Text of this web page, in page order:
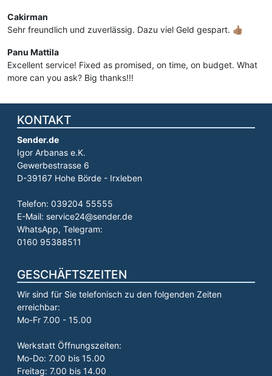
Cakirman
Sehr freundlich und zuverlässig. Dazu viel Geld gespart. 👍🏽
Panu Mattila
Excellent service! Fixed as promised, on time, on budget. What
more can you ask? Big thanks!!!
KONTAKT
Sender.de
Igor Arbanas e.K.
Gewerbestrasse 6
D-39167 Hohe Börde - Irxleben
Telefon: 039204 55555
E-Mail: service24@sender.de
WhatsApp, Telegram:
0160 95388511
GESCHÄFTSZEITEN
Wir sind für Sie telefonisch zu den folgenden Zeiten
erreichbar:
Mo-Fr 7.00 - 15.00
Werkstatt Öffnungszeiten:
Mo-Do: 7.00 bis 15.00
Freitag: 7.00 bis 14.00